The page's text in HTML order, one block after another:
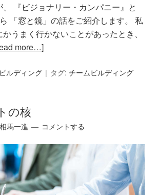
『ビジョナリー・カンパニー』と
「窓と鏡」の話をご紹介します。 私
うまく行かないことがあったとき、
more…]
ルディング タグ:チームビルディング
の核
相馬一進 コメントする